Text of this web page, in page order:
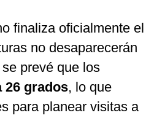
finaliza oficialmente el
no desaparecerán
prevé que los
26 grados, lo que
para planear visitas a